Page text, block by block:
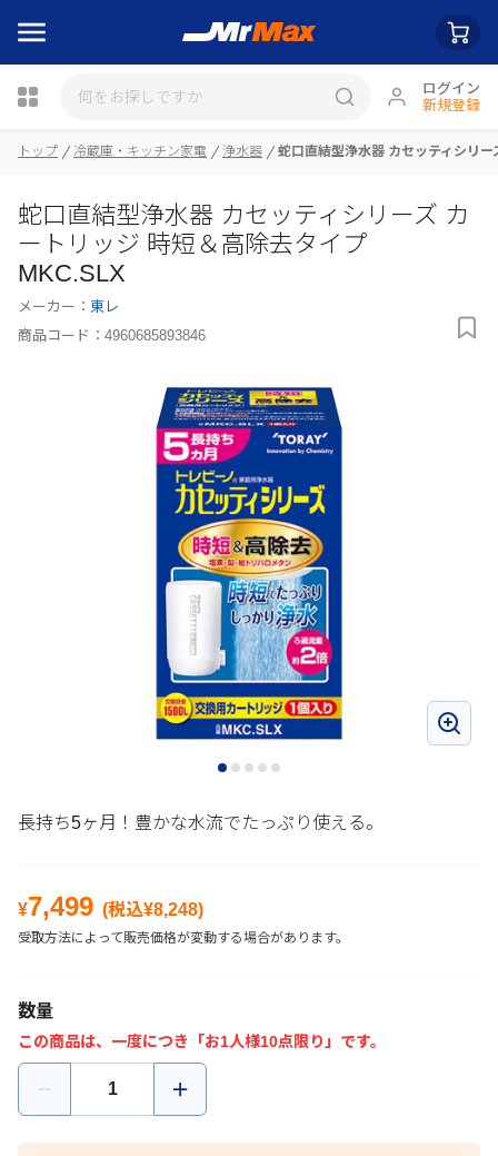
ログイン
新規登録
トップ 冷蔵庫・キッチン家電 浄水器 蛇口直結型浄水器 カセッティシリ
蛇口直結型浄水器 カセッティシリーズ カ
ートリッジ 時短＆高除去タイプ
MKC.SLX
メーカー： 東レ
商品コード： 4960685893846
長持ち5ヶ月！豊かな水流でたっぷり使える。
¥7,499 (税込¥8,248)
受取方法によって販売価格が変動する場合があります。
数量
この商品は、一度につき「お1人様10点限り」です。